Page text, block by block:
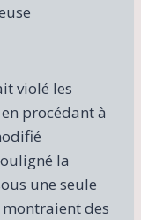
violé les
procédant à
la
une seule
des